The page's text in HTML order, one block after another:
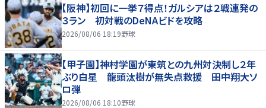
【阪神】初回に一挙７得点！ガルシアは２戦連発の
３ラン 初対戦のDeNAビドを攻略
2026/08/06 18:19野球
【甲子園】神村学園が東筑との九州対決制し２年
ぶり白星 龍頭汰樹が無失点救援 田中翔大ソ
ロ弾
2026/08/06 18:10野球